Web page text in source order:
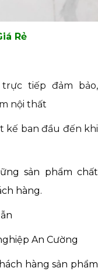
Rẻ
tiếp đảm bảo,
nội thất
kế ban đầu đến khi
sản phẩm chất
hàng.
An Cường
hàng sản phẩm